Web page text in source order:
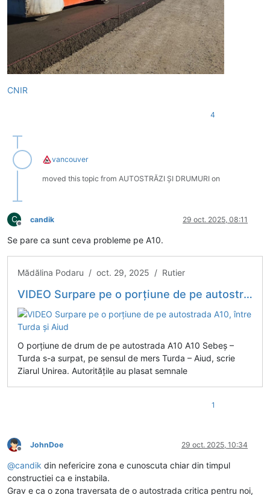
CNIR
4
vancouver
moved this topic from AUTOSTRĂZI ȘI DRUMURI on
C
Deconectat
candik 29 oct. 2025, 08:11
Se pare ca sunt ceva probleme pe A10.
Mădălina Podaru / oct. 29, 2025 / Rutier
VIDEO Surpare pe o porțiune de pe autostrada A10, între Turda și Aiud
O porțiune de drum de pe autostrada A10 A10 Sebeș –
Turda s-a surpat, pe sensul de mers Turda – Aiud, scrie
Ziarul Unirea. Autoritățile au plasat semnale
1
Deconectat
JohnDoe 29 oct. 2025, 10:34
@candik din nefericire zona e cunoscuta chiar din timpul
constructiei ca e instabila.
Grav e ca o zona traversata de o autostrada critica pentru noi,